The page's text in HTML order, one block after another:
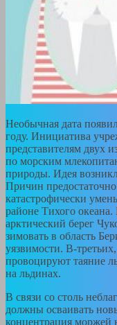
Необычная дата
году. Инициатива
представителям двух
по морским
природы. Идея
Причин
катастрофически
районе Тихого
арктический берег
зимовать в область
уязвимости. В-
провоцируют таяние
на льдинах.
В связи со столь
должны осваивать
концентрация моржей